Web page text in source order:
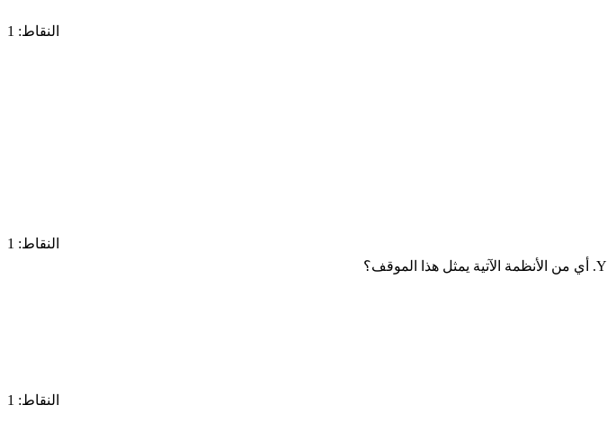
النقاط: 1
النقاط: 1
Y. أي من الأنظمة الآتية يمثل هذا الموقف؟
النقاط: 1